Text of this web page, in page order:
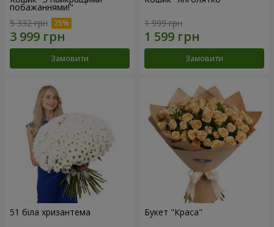
побажаннями!"
5 332 грн
Замовити
1 999 грн
Замовити
51 біла хризантема Букет "Краса"